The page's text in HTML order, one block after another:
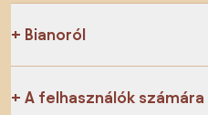
Bianoról
A felhasználók számára